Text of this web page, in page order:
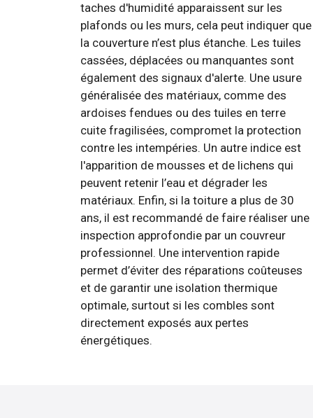
taches d'humidité apparaissent sur les
plafonds ou les murs, cela peut indiquer que
la couverture n’est plus étanche. Les tuiles
cassées, déplacées ou manquantes sont
également des signaux d'alerte. Une usure
généralisée des matériaux, comme des
ardoises fendues ou des tuiles en terre
cuite fragilisées, compromet la protection
contre les intempéries. Un autre indice est
l'apparition de mousses et de lichens qui
peuvent retenir l’eau et dégrader les
matériaux. Enfin, si la toiture a plus de 30
ans, il est recommandé de faire réaliser une
inspection approfondie par un couvreur
professionnel. Une intervention rapide
permet d’éviter des réparations coûteuses
et de garantir une isolation thermique
optimale, surtout si les combles sont
directement exposés aux pertes
énergétiques.